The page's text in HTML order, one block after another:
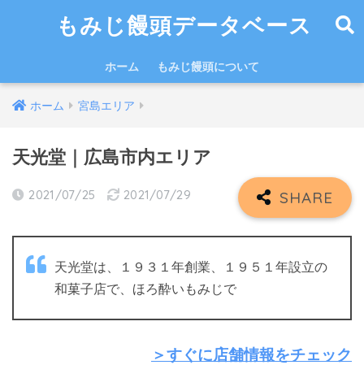
もみじ饅頭データベース
ホーム もみじ饅頭について
ホーム 宮島エリア
天光堂｜広島市内エリア
2021/07/25 2021/07/29
天光堂は、１９３１年創業、１９５１年設立の
和菓子店で、ほろ酔いもみじで
＞すぐに店舗情報をチェック